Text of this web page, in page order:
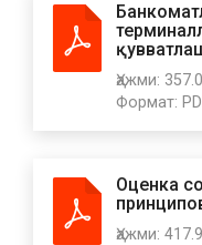
Ҳажми:
Формат:
Оценка
Ҳажми: